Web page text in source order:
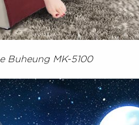
Buheung MK-5100